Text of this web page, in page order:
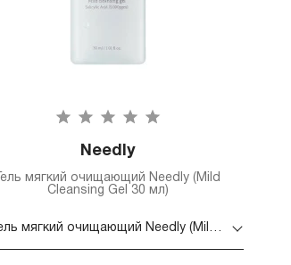
Needly
Гель мягкий очищающий Needly (Mild
Cleansing Gel 30 мл)
Гель мягкий очищающий Needly (Mild Cleansing Gel 30 мл)